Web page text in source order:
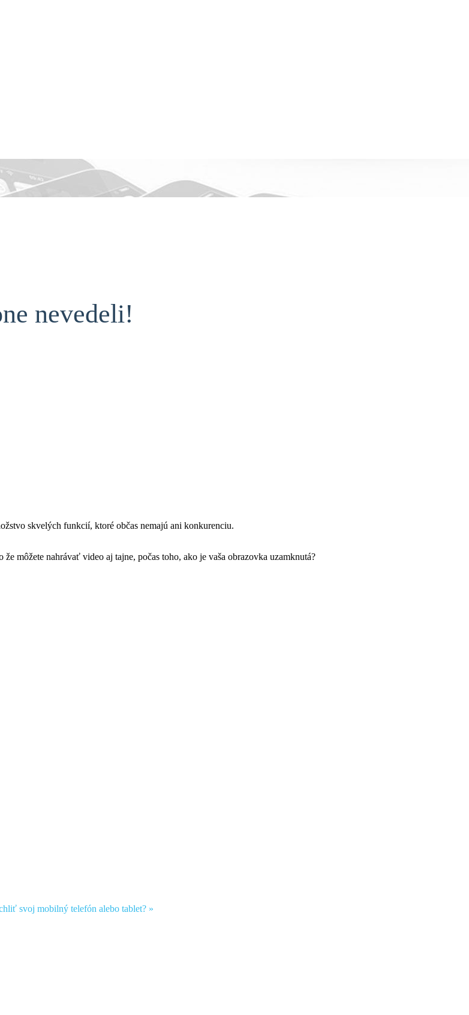
nevedeli!
skvelých funkcií, ktoré občas nemajú ani konkurenciu.
za vás alebo že môžete nahrávať video aj tajne, počas toho, ako je vaša obrazovka uzamknutá?
svoj mobilný telefón alebo tablet? »